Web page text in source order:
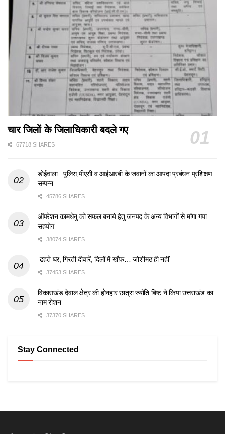
चार जिलों के जिलाधिकारी बदले गए
67718 SHARES
डोईवाला : पुलिस,पीएसी व आईआरबी के जवानों का आपदा प्रबंधन प्रशिक्षण
सम्पन्न
45786 SHARES
ऑपरेशन कामधेनु को सफल बनाये हेतु जनपद के अन्य विभागों से मांगा गया
सहयोग
38074 SHARES
ढहते घर, गिरती दीवारें, दिलों में खौफ… जोशीमठ ही नहीं
37453 SHARES
विकासखंड देवाल क्षेत्र की होनहार छात्रा ज्योति बिष्ट ने किया उत्तराखंड का
नाम रोशन
37370 SHARES
Stay Connected